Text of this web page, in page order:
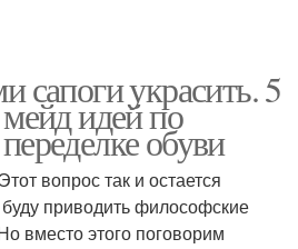
сапоги украсить. 5
идей по
обуви
вопрос так и остается
приводить философские
вместо этого поговорим